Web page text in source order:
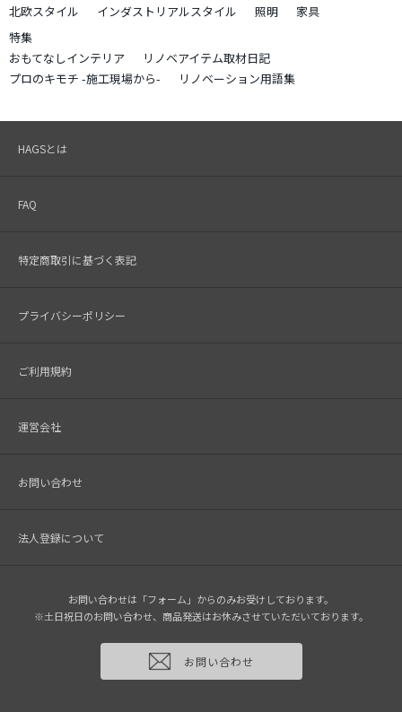
北欧スタイル
インダストリアルスタイル 照明
家具
特集
おもてなしインテリア
リノベアイテム取材日記
プロのキモチ -施工現場から-
リノベーション用語集
HAGSとは
FAQ
特定商取引に基づく表記
プライバシーポリシー
ご利用規約
運営会社
お問い合わせ
法人登録について
お問い合わせは「フォーム」からのみお受けしております。
※土日祝日のお問い合わせ、商品発送はお休みさせていただいております。
お問い合わせ